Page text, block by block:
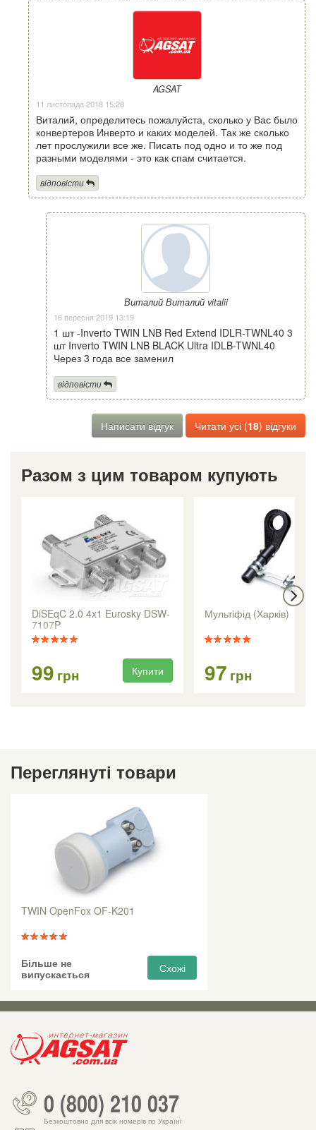
AGSAT
11 листопада 2018 15:28
Виталий, определитесь пожалуйста, сколько у Вас было
конвертеров Инверто и каких моделей. Так же сколько
лет прослужили все же. Писать под одно и то же под
разными моделями - это как спам считается.
відповісти
Виталий Виталий vitalii
16 вересня 2019 13:19
1 шт -Inverto TWIN LNB Red Extend IDLR-TWNL40 3
шт Inverto TWIN LNB BLACK Ultra IDLB-TWNL40
Через 3 года все заменил
відповісти
Написати відгук Читати усі (18) відгуки
Разом з цим товаром купують
DiSEqC 2.0 4x1 Eurosky DSW-
7107P
99 грн Купити
Мультіфід (Харків)
97 грн
Переглянуті товари
TWIN OpenFox OF-K201
Більше не
випускається
Схожі
0 (800) 210 037
Безкоштовно для всіх номерів по Україні